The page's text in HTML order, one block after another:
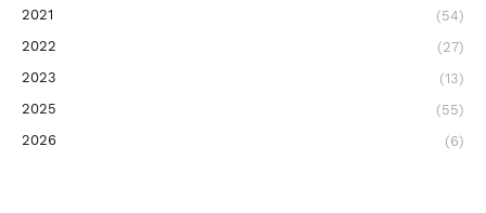
2021
(54)
2022
(27)
2023
(13)
2025
(55)
2026
(6)